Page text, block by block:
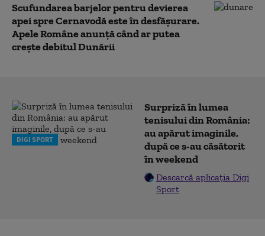
Scufundarea barjelor pentru devierea
apei spre Cernavodă este în desfășurare.
Apele Române anunță când ar putea
crește debitul Dunării
DIGI SPORT
Surpriză în lumea
tenisului din România:
au apărut imaginile,
după ce s-au căsătorit
în weekend
Descarcă aplicația Digi
Sport